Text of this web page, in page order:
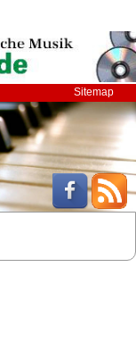
Sitemap